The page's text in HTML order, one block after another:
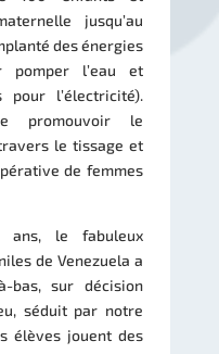
jusqu’au
des énergies
pomper l’eau et
pour l’électricité).
promouvoir le
le tissage et
de femmes
ans, le fabuleux
de Venezuela a
bas, sur décision
séduit par notre
élèves jouent des